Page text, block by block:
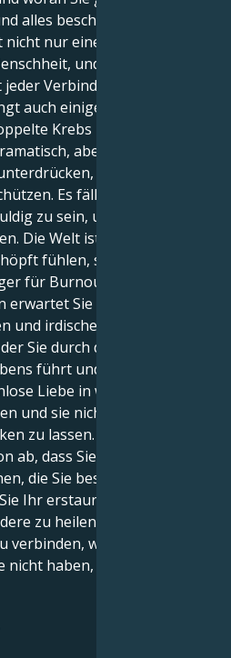
alles beschützen, was Sie
nur einer Person,
und du bist von der
Verbindung gefangen.
auch einige schwere
Krebs kann auch dazu
aber auch defensiv
um Ihr
Es fällt Ihnen vielleicht
zu sein, und Ihre Gefühle
Die Welt ist viel, und wenn
fühlen, sind Sie
für Burnout.
Sie in den offenen
irdischen Liebe. Suchen
Sie durch die praktischen
führt und Ihnen
Liebe in wirksame
und sie nicht in ihrem
zu lassen. Ihre geistige
ab, dass Sie die
die Sie besitzen,
Ihr erstaunliches Talent
zu heilen und sich mit
verbinden, wie es diejenigen
nicht haben, einfach nicht